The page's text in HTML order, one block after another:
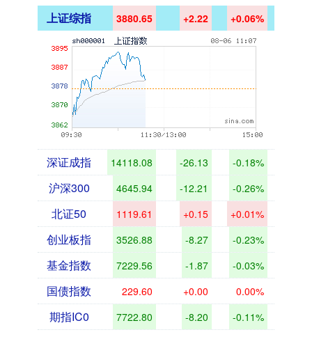
上证综指 3880.65 +2.22 +0.06%
深证成指 14118.08 -26.13 -0.18%
沪深300 4645.94 -12.21 -0.26%
北证50 1119.61 +0.15 +0.01%
创业板指 3526.88 -8.27 -0.23%
基金指数 7229.56 -1.87 -0.03%
国债指数 229.60 +0.00 0.00%
期指IC0 7722.80 -8.20 -0.11%